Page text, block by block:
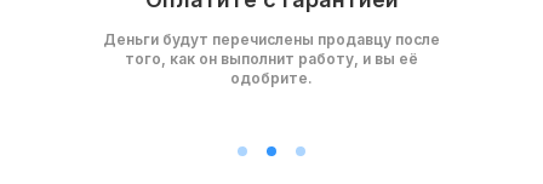
Деньги будут перечислены продавцу после
того, как он выполнит работу, и вы её
одобрите.